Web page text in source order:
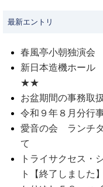
最新エントリ
春風亭小朝独演会
新日本造機ホー
★★
お盆期間の事務取
令和９年８月分行
愛音の会 ランチ
て
トライサクセス・
ト【終了しました】